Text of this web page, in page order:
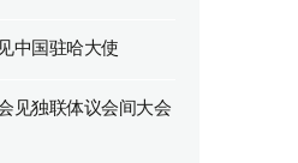
中国驻哈大使
见独联体议会间大会